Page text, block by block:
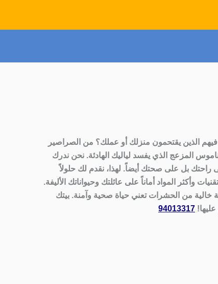
الذين يقتحمون منزلك أو عملك؟ من الصراصير
المزعج الذي يفسد لياليك الهادئة. نحن ندرك
بل على صحتك أيضاً. لهذا، نقدم لك حلولاً
وأكثر المواد أماناً على عائلتك وحيواناتك الأليفة.
خالية من الحشرات تعني حياة صحية وآمنة. بيتك
94013317